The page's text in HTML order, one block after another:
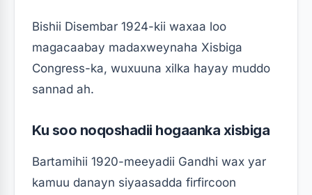
Bishii Disembar 1924-kii waxaa loo
magacaabay madaxweynaha Xisbiga
Congress-ka, wuxuuna xilka hayay muddo
sannad ah.
Ku soo noqoshadii hogaanka xisbiga
Bartamihii 1920-meeyadii Gandhi wax yar
kamuu danayn siyaasadda firfircoon